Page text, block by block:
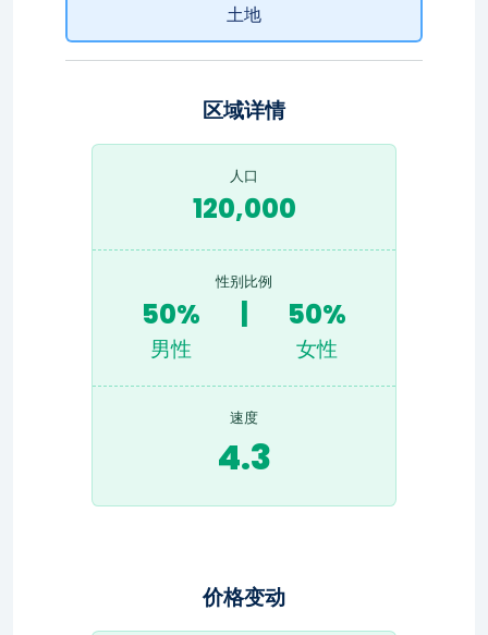
土地
区域详情
人口
120,000
性别比例
50%
男性
50%
女性
速度
4.3
价格变动